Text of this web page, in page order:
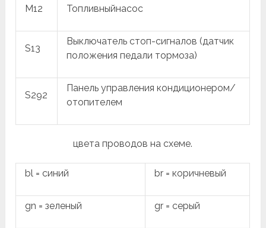
M12 Топливныйнасос
S13
Выключатель стоп-сигналов (датчик
положения педали тормоза)
S292
Панель управления кондиционером/
отопителем
цвета проводов на схеме.
bl = синий br = коричневый
gn = зеленый gr = серый